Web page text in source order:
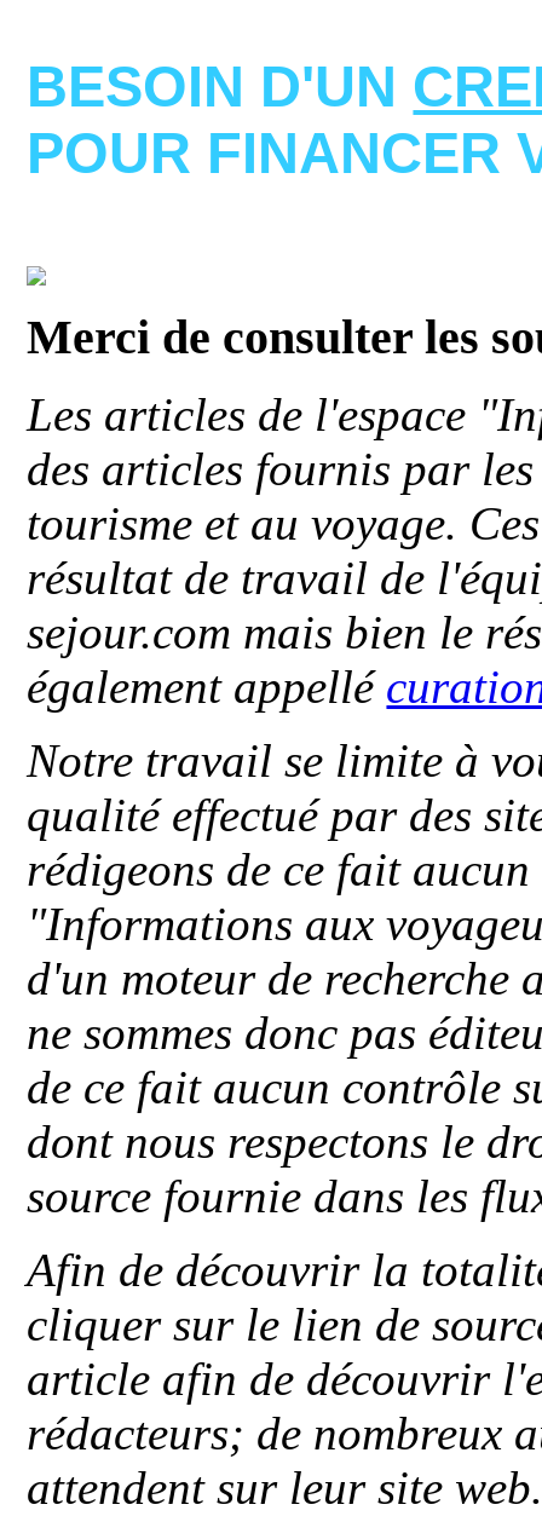
BESOIN D'UN
POUR FINANCER
Merci de consulter les
Les articles de l'espace
des articles fournis par
tourisme et au voyage.
résultat de travail de
sejour.com mais bien le
également appellé
Notre travail se limite à
qualité effectué par des
rédigeons de ce fait
"Informations aux
d'un moteur de recherche
ne sommes donc pas
de ce fait aucun contrôle
dont nous respectons le
source fournie dans les
Afin de découvrir la
cliquer sur le lien de
article afin de découvrir
rédacteurs; de nombreux
attendent sur leur site